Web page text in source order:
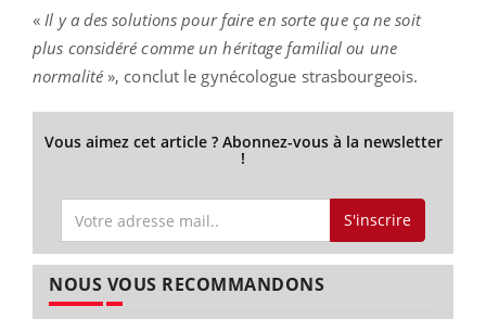
« Il y a des solutions pour faire en sorte que ça ne soit
plus considéré comme un héritage familial ou une
normalité», conclut le gynécologue strasbourgeois.
Vous aimez cet article ? Abonnez-vous à la newsletter
!
S'inscrire
NOUS VOUS RECOMMANDONS